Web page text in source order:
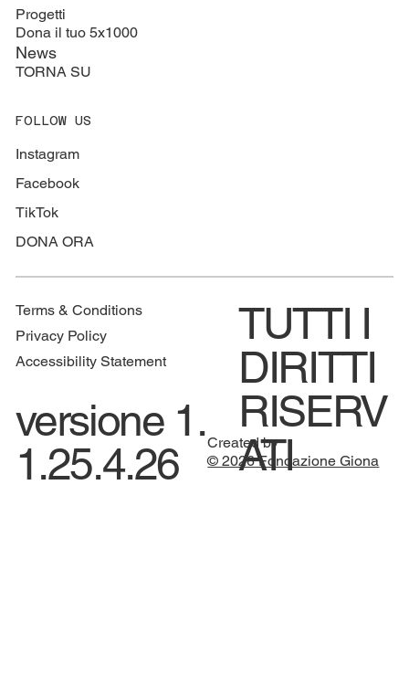
Progetti
Dona il tuo 5x1000
News
TORNA SU
FOLLOW US
Instagram
Facebook
TikTok
DONA ORA
Terms & Conditions
Privacy Policy
Accessibility Statement
TUTTI I
DIRITTI
RISERV
ATI
versione 1.
1.25.4.26
Created by
© 2026 Fondazione Giona